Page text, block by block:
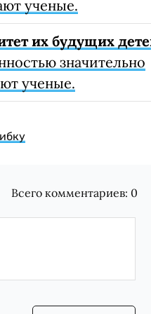
ученые.
их будущих
значительно
ученые.
Всего комментариев: 0